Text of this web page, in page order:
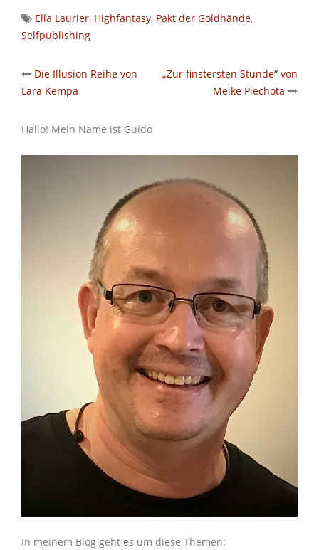
Ella Laurier, Highfantasy, Pakt der Goldhände,
Selfpublishing
Post
Die Illusion Reihe von
Lara Kempa
„Zur finstersten Stunde“ von
Meike Piechota
Hallo! Mein Name ist Guido
In meinem Blog geht es um diese Themen: